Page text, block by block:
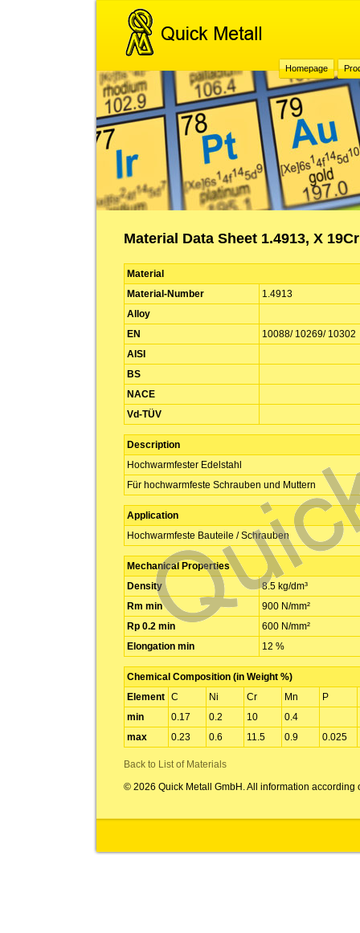
Homepage
Material Data Sheet 1.4913, X
Material
Material-Number
1.4913
Alloy
EN
10088/ 10269/ 10302
AISI
BS
NACE
Vd-TÜV
Description
Hochwarmfester Edelstahl
Für hochwarmfeste Schrauben und Muttern
Application
Hochwarmfeste Bauteile / Schrauben
Mechanical Properties
Density
8.5 kg/dm³
Rm min
900 N/mm²
Rp 0.2 min
600 N/mm²
Elongation min
12 %
Chemical Composition (in Weight %)
Element C Ni Cr Mn
P
min
0.17 0.2 10
0.4
max
0.23 0.6 11.5 0.9 0.025
Back to List of Materials
© 2026 Quick Metall GmbH. All information